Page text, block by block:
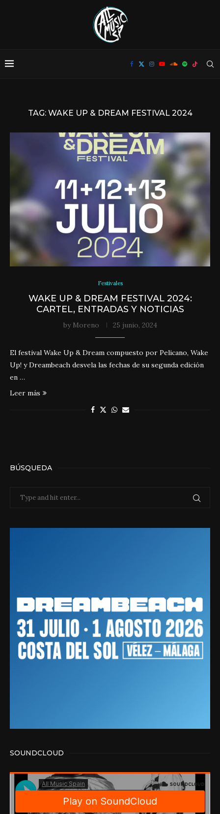
TAG: WAKE UP & DREAM FESTIVAL 2024
Festivales
WAKE UP & DREAM FESTIVAL 2024:
CARTEL, ENTRADAS Y NOTICIAS
by Moreno 25 junio, 2024
El festival Wake Up & Dream compuesto por Pelicano, Wake
Up! y Dreambeach desvela las fechas de su segunda edición
en …
Leer más
BÚSQUEDA
SOUNDCLOUD